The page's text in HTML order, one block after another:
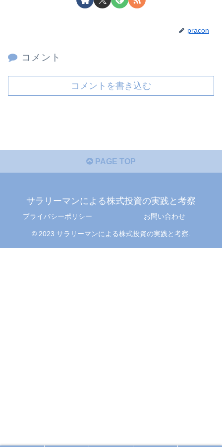
pracon
コメント
コメントを書き込む
PAGE TOP
サラリーマンによる株式投資の実践と考察
プライバシーポリシー お問い合わせ
© 2023 サラリーマンによる株式投資の実践と考察.